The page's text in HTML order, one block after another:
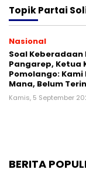
TopikPartai
Nasional
Soal Keberadaan
Pangarep, Ketua
Pomolango: Kami
Mana, Belum
Kamis, 5 September
BERITA